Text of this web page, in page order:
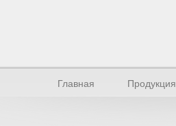
Главная Продукция